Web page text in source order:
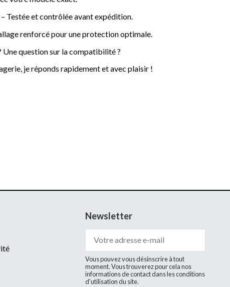
Testée et contrôlée avant expédition.
renforcé pour une protection optimale.
Une question sur la compatibilité ?
je réponds rapidement et avec plaisir !
Newsletter
Vous pouvez vous désinscrire à tout
moment. Vous trouverez pour cela nos
informations de contact dans les conditions
d'utilisation du site.